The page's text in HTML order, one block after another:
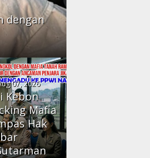
dengan
07, 2026
Kebon
Mafia
Hak